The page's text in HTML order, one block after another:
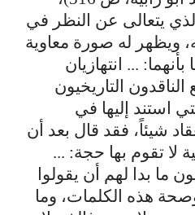
يتعالى عن النظر في
ويظهر له صورة معاوية
... انتهازيان
التاريخيون
استند إليها في
شيئاً، فقد قال بعد أن
لا تقوم بها حجة: ...
ما بدا لهم أن يقولوا
هذه الكلمات، وما